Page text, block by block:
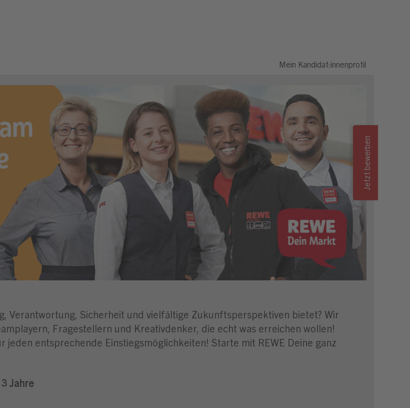
Mein Kandidat:innenprofil
(m/w/d)
Verantwortung, Sicherheit und vielfältige Zukunftsperspektiven bietet? Wir
Fragestellern und Kreativdenker, die echt was erreichen wollen!
jeden entsprechende Einstiegsmöglichkeiten! Starte mit REWE Deine ganz
Jahre